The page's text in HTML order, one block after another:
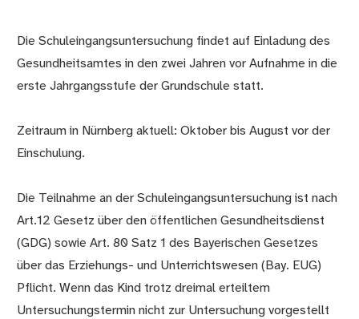
Beschreibung
Die Schuleingangsuntersuchung findet auf Einladung des
Gesundheitsamtes in den zwei Jahren vor Aufnahme in die
erste Jahrgangsstufe der Grundschule statt.
Zeitraum in Nürnberg aktuell: Oktober bis August vor der
Einschulung.
Die Teilnahme an der Schuleingangsuntersuchung ist nach
Art.12 Gesetz über den öffentlichen Gesundheitsdienst
(GDG) sowie Art. 80 Satz 1 des Bayerischen Gesetzes
über das Erziehungs- und Unterrichtswesen (Bay. EUG)
Pflicht. Wenn das Kind trotz dreimal erteiltem
Untersuchungstermin nicht zur Untersuchung vorgestellt